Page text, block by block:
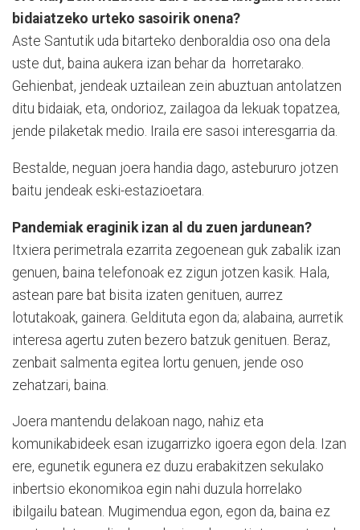
bidaiatzeko urteko sasoirik onena?
Aste Santutik uda bitarteko denboraldia oso ona dela
uste dut, baina aukera izan behar da horretarako.
Gehienbat, jendeak uztailean zein abuztuan antolatzen
ditu bidaiak, eta, ondorioz, zailagoa da lekuak topatzea,
jende pilaketak medio. Iraila ere sasoi interesgarria da.
Bestalde, neguan joera handia dago, astebururo jotzen
baitu jendeak eski-estazioetara.
Pandemiak eraginik izan al du zuen jardunean?
Itxiera perimetrala ezarrita zegoenean guk zabalik izan
genuen, baina telefonoak ez zigun jotzen kasik. Hala,
astean pare bat bisita izaten genituen, aurrez
lotutakoak, gainera. Geldituta egon da; alabaina, aurretik
interesa agertu zuten bezero batzuk genituen. Beraz,
zenbait salmenta egitea lortu genuen, jende oso
zehatzari, baina.
Joera mantendu delakoan nago, nahiz eta
komunikabideek esan izugarrizko igoera egon dela. Izan
ere, egunetik egunera ez duzu erabakitzen sekulako
inbertsio ekonomikoa egin nahi duzula horrelako
ibilgailu batean. Mugimendua egon, egon da, baina ez